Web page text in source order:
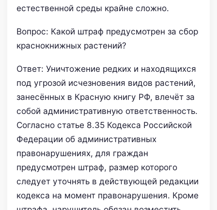
естественной среды крайне сложно.
Вопрос: Какой штраф предусмотрен за сбор
краснокнижных растений?
Ответ: Уничтожение редких и находящихся
под угрозой исчезновения видов растений,
занесённых в Красную книгу РФ, влечёт за
собой административную ответственность.
Согласно статье 8.35 Кодекса Российской
Федерации об административных
правонарушениях, для граждан
предусмотрен штраф, размер которого
следует уточнять в действующей редакции
кодекса на момент правонарушения. Кроме